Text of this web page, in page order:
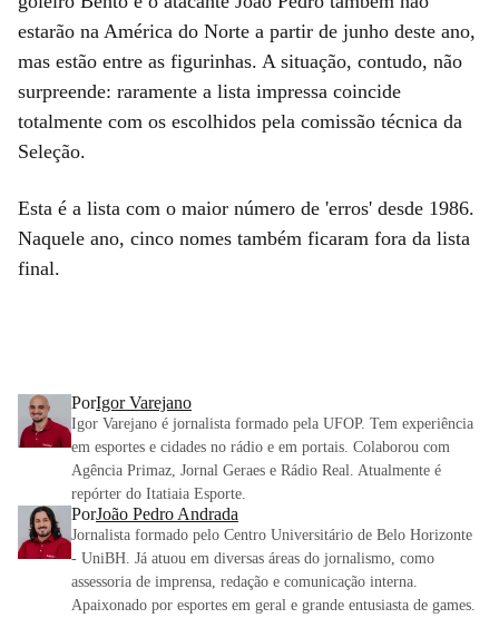
estarão na América do Norte a partir de junho deste ano,
mas estão entre as figurinhas. A situação, contudo, não
surpreende: raramente a lista impressa coincide
totalmente com os escolhidos pela comissão técnica da
Seleção.
Esta é a lista com o maior número de 'erros' desde 1986.
Naquele ano, cinco nomes também ficaram fora da lista
final.
PorIgor Varejano
Igor Varejano é jornalista formado pela UFOP. Tem experiência
em esportes e cidades no rádio e em portais. Colaborou com
Agência Primaz, Jornal Geraes e Rádio Real. Atualmente é
repórter do Itatiaia Esporte.
PorJoão Pedro Andrada
Jornalista formado pelo Centro Universitário de Belo Horizonte
- UniBH. Já atuou em diversas áreas do jornalismo, como
assessoria de imprensa, redação e comunicação interna.
Apaixonado por esportes em geral e grande entusiasta de games.